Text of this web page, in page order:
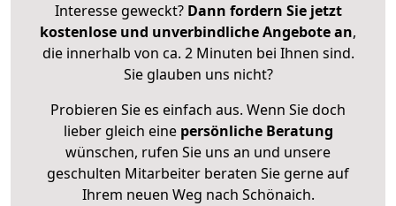
Interesse geweckt? Dann fordern Sie jetzt
kostenlose und unverbindliche Angebote an,
die innerhalb von ca. 2 Minuten bei Ihnen sind.
Sie glauben uns nicht?
Probieren Sie es einfach aus. Wenn Sie doch
lieber gleich eine persönliche Beratung
wünschen, rufen Sie uns an und unsere
geschulten Mitarbeiter beraten Sie gerne auf
Ihrem neuen Weg nach Schönaich.